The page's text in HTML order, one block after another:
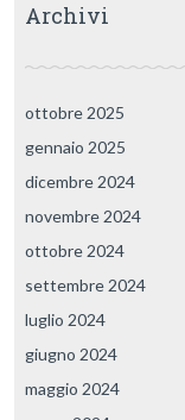
Archivi
ottobre 2025
gennaio 2025
dicembre 2024
novembre 2024
ottobre 2024
settembre 2024
luglio 2024
giugno 2024
maggio 2024